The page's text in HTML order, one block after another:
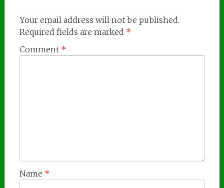
Your email address will not be published.
Required fields are marked *
Comment *
Name *